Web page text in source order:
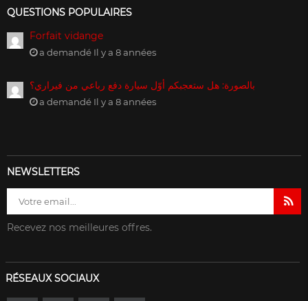
QUESTIONS POPULAIRES
Forfait vidange
a demandé Il y a 8 années
بالصورة: هل ستعجبكم أوّل سيارة دفع رباعي من فيراري؟
a demandé Il y a 8 années
NEWSLETTERS
Recevez nos meilleures offres.
RÉSEAUX SOCIAUX